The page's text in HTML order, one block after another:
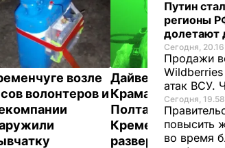
возле
волонтеров и
Дайверы из
Краматорска,
Полтавы и
Кременчуга
развернули
Путин
регионы
долетают
Сегодня, 20.16
Продажи
атак ВСУ.
Сегодня, 19.58
повысить
во время